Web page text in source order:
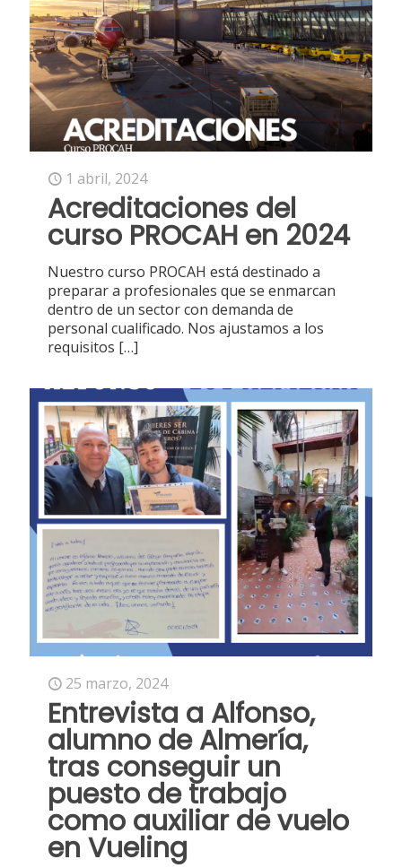
1 abril, 2024
Acreditaciones del
curso PROCAH en 2024
Nuestro curso PROCAH está destinado a
preparar a profesionales que se enmarcan
dentro de un sector con demanda de
personal cualificado. Nos ajustamos a los
requisitos […]
25 marzo, 2024
Entrevista a Alfonso,
alumno de Almería,
tras conseguir un
puesto de trabajo
como auxiliar de vuelo
en Vueling